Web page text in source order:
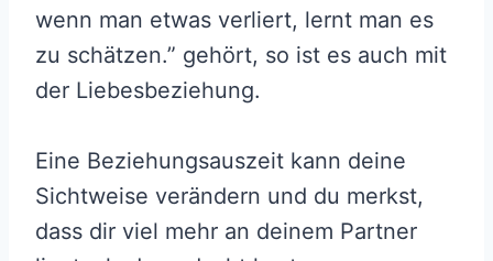
wenn man etwas verliert, lernt man es
zu schätzen.” gehört, so ist es auch mit
der Liebesbeziehung.
Eine Beziehungsauszeit kann deine
Sichtweise verändern und du merkst,
dass dir viel mehr an deinem Partner